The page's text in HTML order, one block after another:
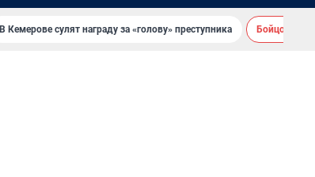
В Кемерове сулят награду за «голову» преступника Бойцовский